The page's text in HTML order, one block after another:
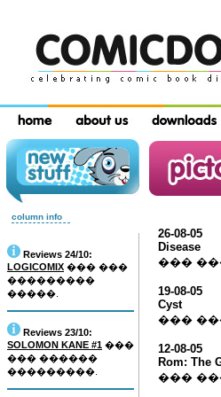
column info
Reviews 24/10:
LOGICOMIX ��� ���
���������
�����.
Reviews 23/10:
SOLOMON KANE #1 ���
��� ������
���������.
26-08-05
Disease
���
19-08-05
Cyst
���
12-08-05
Rom: The
���